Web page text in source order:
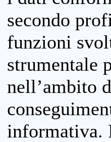
secondo
funzioni
strumentale
nell’ambito
informativa.